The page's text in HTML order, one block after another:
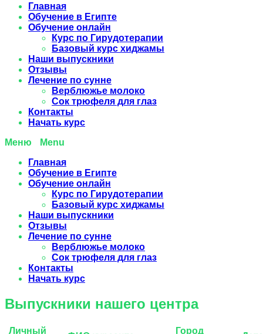
Главная
Обучение в Египте
Обучение онлайн
Курс по Гирудотерапии
Базовый курс хиджамы
Наши выпускники
Отзывы
Лечение по сунне
Верблюжье молоко
Сок трюфеля для глаз
Контакты
Начать курс
Menu
Главная
Обучение в Египте
Обучение онлайн
Курс по Гирудотерапии
Базовый курс хиджамы
Наши выпускники
Отзывы
Лечение по сунне
Верблюжье молоко
Сок трюфеля для глаз
Контакты
Начать курс
Выпускники нашего центра
Личный
Город